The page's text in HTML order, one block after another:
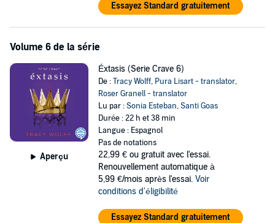
Essayez Standard gratuitement
Volume 6 de la série
Aperçu
Éxtasis (Serie Crave 6)
De :Tracy Wolff, Pura Lisart - translator,
Roser Granell - translator
Lu par :Sonia Esteban,Santi Goas
Durée : 22 h et 38 min
Langue : Espagnol
Pas de notations
22,99 € ou gratuit avec l'essai.
Renouvellement automatique à
5,99 €/mois après l'essai. Voir
conditions d'éligibilité
Essayez Standard gratuitement